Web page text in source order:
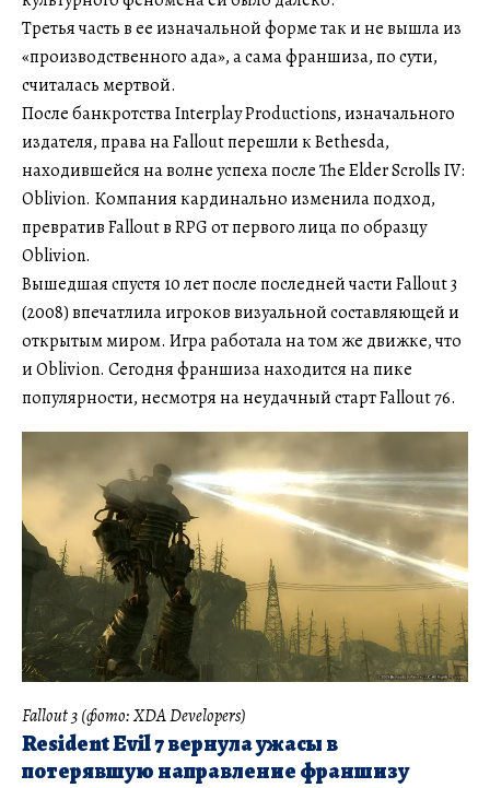
Третья часть в ее изначальной форме так и не вышла из
«производственного ада», а сама франшиза, по сути,
считалась мертвой.
После банкротства Interplay Productions, изначального
издателя, права на Fallout перешли к Bethesda,
находившейся на волне успеха после The Elder Scrolls IV:
Oblivion. Компания кардинально изменила подход,
превратив Fallout в RPG от первого лица по образцу
Oblivion.
Вышедшая спустя 10 лет после последней части Fallout 3
(2008) впечатлила игроков визуальной составляющей и
открытым миром. Игра работала на том же движке, что
и Oblivion. Сегодня франшиза находится на пике
популярности, несмотря на неудачный старт Fallout 76.
Fallout 3 (фото: XDA Developers)
Resident Evil 7 вернула ужасы в
потерявшую направление франшизу